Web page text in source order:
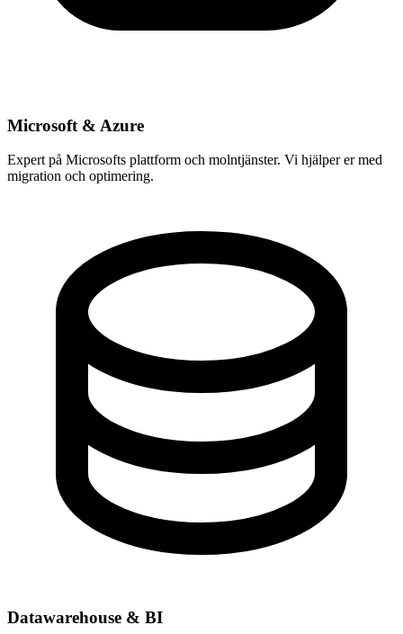
Microsoft & Azure
Expert på Microsofts plattform och molntjänster. Vi hjälper er med
migration och optimering.
Datawarehouse & BI